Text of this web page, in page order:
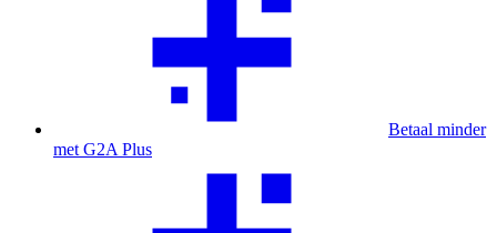
Betaal minder
met G2A Plus